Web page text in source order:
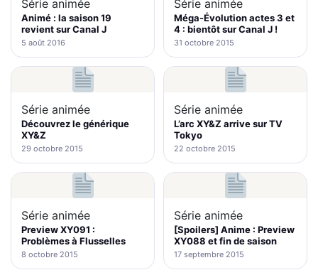
Série animée
Animé : la saison 19
revient sur Canal J
5 août 2016
Série animée
Méga-Évolution actes 3 et
4 : bientôt sur Canal J !
31 octobre 2015
Série animée
Découvrez le générique
XY&Z
29 octobre 2015
Série animée
L’arc XY&Z arrive sur TV
Tokyo
22 octobre 2015
Série animée
Preview XY091 :
Problèmes à Flusselles
8 octobre 2015
Série animée
[Spoilers] Anime : Preview
XY088 et fin de saison
17 septembre 2015